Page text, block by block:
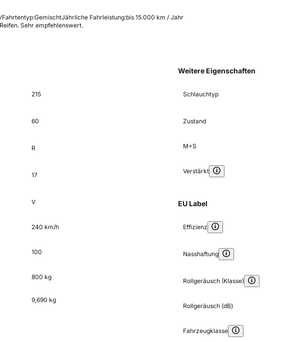
Fahrtentyp:GemischtJährliche Fahrleistung:bis 15.000 km / Jahr
Sehr empfehlenswert.
215
60
R
17
V
240 km/h
100
800 kg
9,690 kg
Weitere Eigenschaften
Schlauchtyp
Zustand
M+S
Verstärkt
EU Label
Effizienz
Nasshaftung
Rollgeräusch (Klasse)
Rollgeräusch (dB)
Fahrzeugklasse